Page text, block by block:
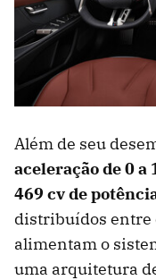
Além de seu
aceleração de 0 a
469 cv de
distribuídos entre
alimentam o
uma arquitetura